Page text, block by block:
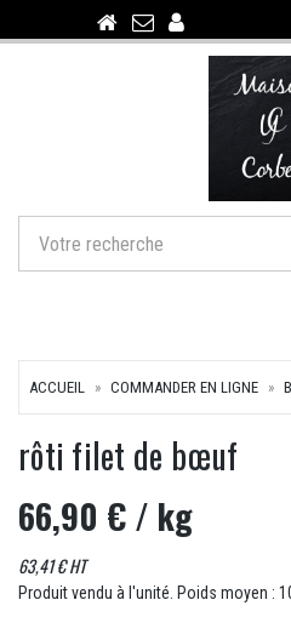
ACCUEIL COMMANDER EN LIGNE
rôti filet de bœuf
66,90 €/ kg
63,41 € HT
Produit vendu à l'unité. Poids moyen :